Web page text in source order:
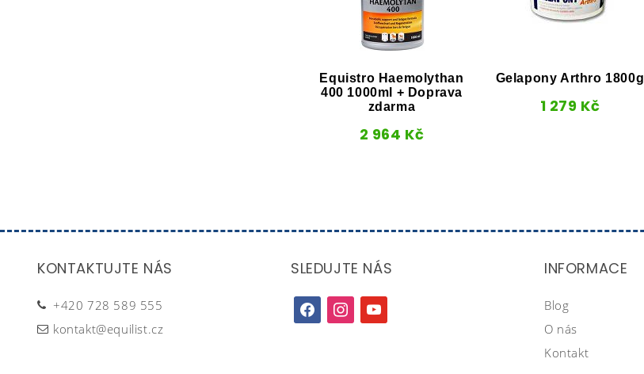
Equistro Haemolythan
400 1000ml + Doprava
zdarma
2 964 Kč
Gelapony Arthro 1800g
1 279 Kč
KONTAKTUJTE NÁS
+420 728 589 555
kontakt@equilist.cz
SLEDUJTE NÁS
facebookinstagramyoutube
INFORMACE
Blog
O nás
Kontakt